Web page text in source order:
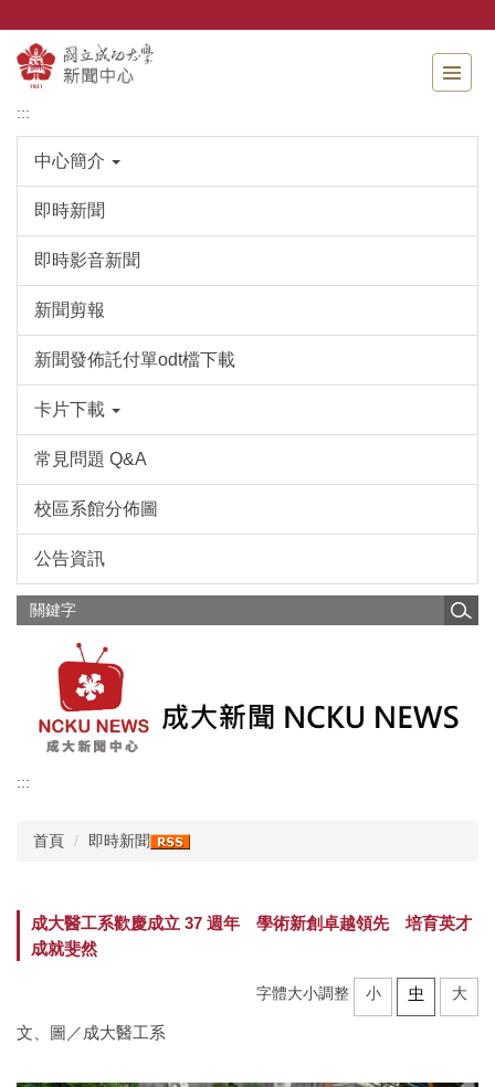
主
要
內
:::
中心簡介
即時新聞
即時影音新聞
新聞剪報
新聞發佈託付單odt檔下載
卡片下載
常見問題 Q&A
校區系館分佈圖
公告資訊
:::
首頁 即時新聞
成大醫工系歡慶成立 37 週年 學術新創卓越領先 培育英才
成就斐然
字體大小調整 小 中 大
文、圖／成大醫工系